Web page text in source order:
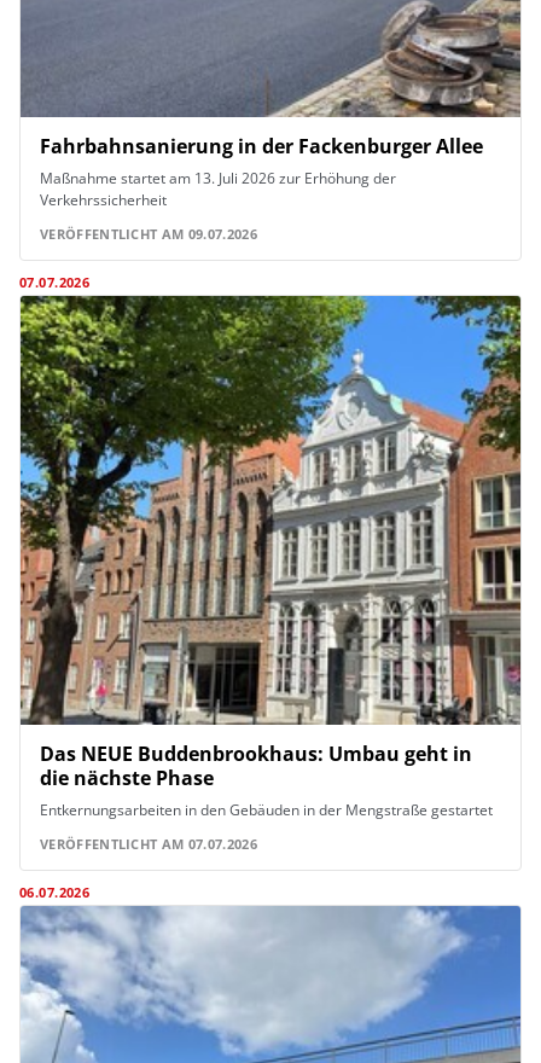
Fahrbahnsanierung in der Fackenburger Allee
Maßnahme startet am 13. Juli 2026 zur Erhöhung der
Verkehrssicherheit
VERÖFFENTLICHT AM 09.07.2026
07.07.2026
Das NEUE Buddenbrookhaus: Umbau geht in
die nächste Phase
Entkernungsarbeiten in den Gebäuden in der Mengstraße gestartet
VERÖFFENTLICHT AM 07.07.2026
06.07.2026